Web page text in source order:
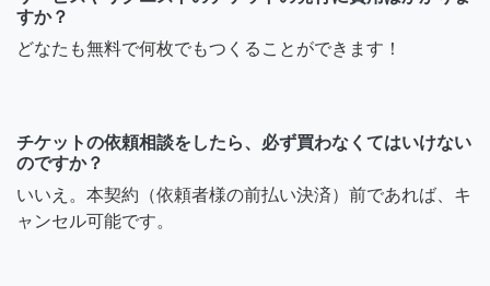
すか？
どなたも無料で何枚でもつくることができます！
チケットの依頼相談をしたら、必ず買わなくてはいけない
のですか？
いいえ。本契約（依頼者様の前払い決済）前であれば、キ
ャンセル可能です。